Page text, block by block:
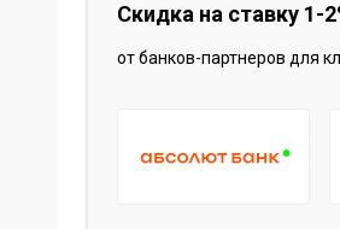
Скидка на ставку 1-
от банков-партнеров для